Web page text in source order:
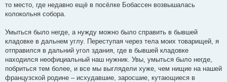
то место, где недавно ещё в посёлке Бобассен возвышалась
колокольня собора.
Умыться было негде, а нужду можно было справить в бывшей
кладовке в дальнем углу. Переступая через тела моих товарищей, я
отправился в дальний угол здания, где в бывшей кладовке
находился неофициальный наш нужник. Увы, умыться было негде,
побриться тем более, и все мы выглядели хуже, чем нищие на нашей
французской родине – исхудавшие, заросшие, кутающиеся в